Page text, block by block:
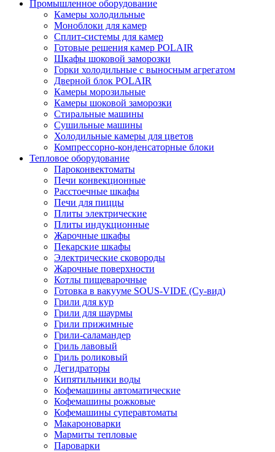
Промышленное оборудование
Камеры холодильные
Моноблоки для камер
Сплит-системы для камер
Готовые решения камер POLAIR
Шкафы шоковой заморозки
Горки холодильные с выносным агрегатом
Дверной блок POLAIR
Камеры морозильные
Камеры шоковой заморозки
Стиральные машины
Сушильные машины
Холодильные камеры для цветов
Компрессорно-конденсаторные блоки
Тепловое оборудование
Пароконвектоматы
Печи конвекционные
Расстоечные шкафы
Печи для пиццы
Плиты электрические
Плиты индукционные
Жарочные шкафы
Пекарские шкафы
Электрические сковороды
Жарочные поверхности
Котлы пищеварочные
Готовка в вакууме SOUS-VIDE (Су-вид)
Грили для кур
Грили для шаурмы
Грили прижимные
Грили-саламандер
Гриль лавовый
Гриль роликовый
Дегидраторы
Кипятильники воды
Кофемашины автоматические
Кофемашины рожковые
Кофемашины суперавтоматы
Макароноварки
Мармиты тепловые
Пароварки